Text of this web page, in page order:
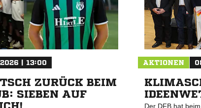
| 13:00
ZURÜCK BEIM
SIEBEN AUF
AKTIONEN
Der DFB hat